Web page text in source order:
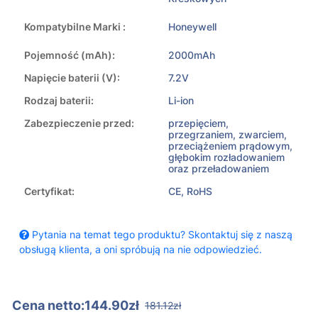
Kompatybilne Marki : Honeywell
Pojemność (mAh):
2000mAh
Napięcie baterii (V):
7.2V
Rodzaj baterii:
Li-ion
Zabezpieczenie przed:
przepięciem,
przegrzaniem, zwarciem,
przeciążeniem prądowym,
głębokim rozładowaniem
oraz przeładowaniem
Certyfikat:
CE, RoHS
Pytania na temat tego produktu? Skontaktuj się z naszą
obsługą klienta, a oni spróbują na nie odpowiedzieć.
Cena netto:144.90zł 181.12zł